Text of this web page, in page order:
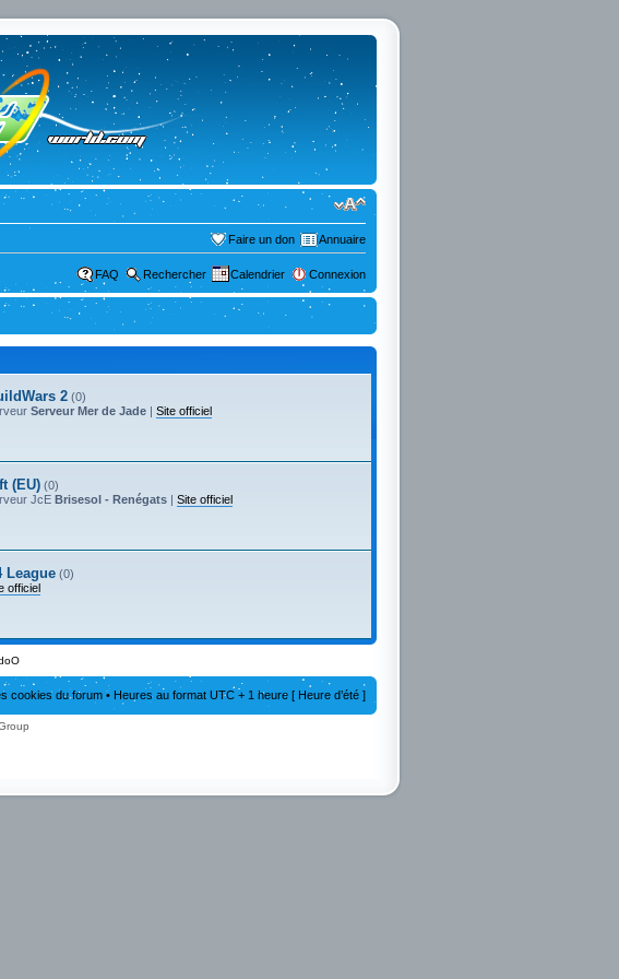
Faire un don Annuaire
FAQ Rechercher Calendrier Connexion
2 (0)
Serveur Mer de Jade | Site officiel
(EU) (0)
JcE Brisesol - Renégats | Site officiel
League (0)
officiel
cookies du forum • Heures au format UTC + 1 heure [ Heure d’été ]